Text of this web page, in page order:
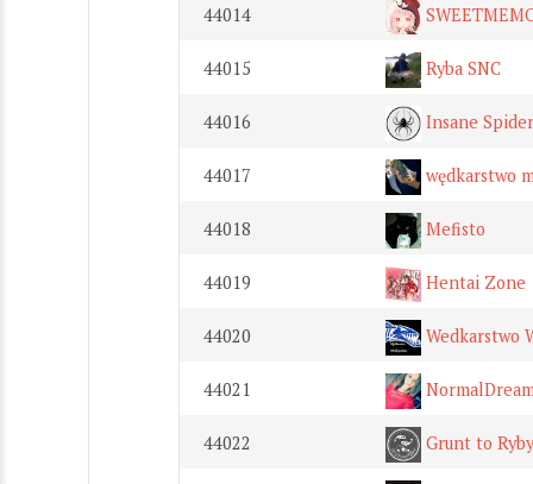
44014
44015 Ryba SNC
44016 Insane
44017 wędkarstwo
44018 Mefisto
44019 Hentai Zone
44020 Wedkarstwo
44021
44022 Grunt to Ryby